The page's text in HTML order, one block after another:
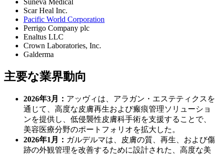
Suneva Medical
Scar Heal Inc.
Pacific World Corporation
Perrigo Company plc
Enaltus LLC
Crown Laboratories, Inc.
Galderma
主要な業界動向
2026年3月： アッヴィは、アラガン・エステティクスを
通じて、高度な皮膚再生および瘢痕管理ソリューショ
ンを提供し、低侵襲性皮膚科手術を支援することで、
美容医療分野のポートフォリオを拡大した。
2026年1月： ガルデルマは、皮膚の質、再生、および傷
跡の外観管理を改善するために設計された、高度な美